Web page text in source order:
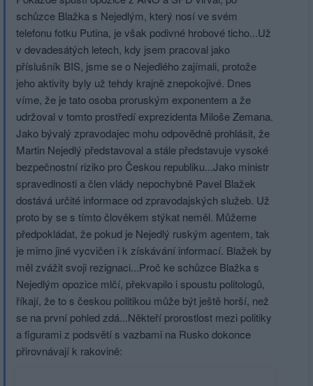
schůzce Blažka s Nejedlým, který nosí ve svém
telefonu fotku Putina, je však podivné hrobové ticho...Už
v devadesátých letech, kdy jsem pracoval jako
příslušník BIS, jsme se o Nejedlého zajímali, protože
jeho aktivity byly už tehdy krajně znepokojivé. Dnes
víme, že je tato osoba proruským exponentem a že
udržoval v tomto prostředí exprezidenta Miloše Zemana.
Jako bývalý zpravodajec mohu odpovědně prohlásit, že
Martin Nejedlý představoval a stále představuje vysoké
bezpečnostní riziko pro Českou republiku...Jako ministr
spravedlnosti a člen vlády nepochybně Pavel Blažek
dostává určité informace od zpravodajských služeb. Už
proto by se s tímto člověkem stýkat neměl. Můžeme
předpokládat, že pokud je Nejedlý ruským agentem, tak
je mimo jiné vycvičen i k získávání informací. Blažek by
měl zvážit svoji rezignaci...Proč ke schůzce Blažka s
Nejedlým opozice mlčí, překvapilo i spoustu politologů,
říkají, že to s českou politikou může být ještě horší, než
se na první pohled zdá...Někteří prorostlost mezi politiky
a figurami z podsvětí s vazbami na Rusko dokonce
přirovnávají k rakovině: